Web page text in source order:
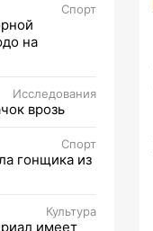
Спорт
на
Исследования
врозь
Спорт
гонщика из
Культура
имеет